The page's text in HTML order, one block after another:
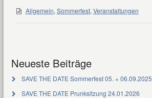
Allgemein, Sommerfest, Veranstaltungen
Neueste Beiträge
SAVE THE DATE Sommerfest 05. + 06.09.2025
SAVE THE DATE Prunksitzung 24.01.2026